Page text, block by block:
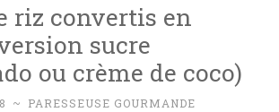
riz convertis en
sucre
ou crème de coco)
~ PARESSEUSE GOURMANDE